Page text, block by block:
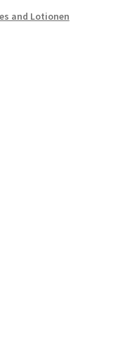
and Lotionen